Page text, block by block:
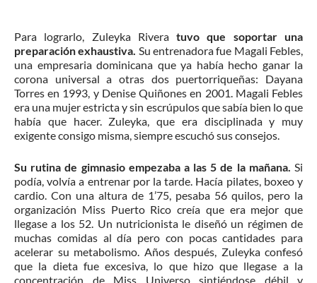
Para lograrlo, Zuleyka Riveratuvo que soportar una
preparación exhaustiva. Su entrenadora fue Magali Febles,
una empresaria dominicana que ya había hecho ganar la
corona universal a otras dos puertorriqueñas: Dayana
Torres en 1993, y Denise Quiñones en 2001. Magali Febles
era una mujer estricta y sin escrúpulos que sabía bien lo que
había que hacer. Zuleyka, que era disciplinada y muy
exigente consigo misma, siempre escuchó sus consejos.
Su rutina de gimnasio empezaba a las 5 de la mañana. Si
podía, volvía a entrenar por la tarde. Hacía pilates, boxeo y
cardio. Con una altura de 1’75, pesaba 56 quilos, pero la
organización Miss Puerto Rico creía que era mejor que
llegase a los 52. Un nutricionista le diseñó un régimen de
muchas comidas al día pero con pocas cantidades para
acelerar su metabolismo. Años después, Zuleyka confesó
que la dieta fue excesiva, lo que hizo que llegase a la
concentración de Miss Universo sintiéndose débil y